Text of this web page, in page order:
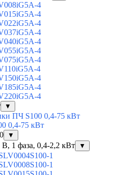
4
4
4
4
4
4
4
4
4
4
4
▼
ПЧ S100 0,4-75 кВт
0,4-75 кВт
▼
В, 1 фаза, 0,4-2,2 кВт ▼
1
1